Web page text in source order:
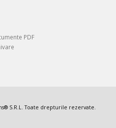
PDF
S.R.L. Toate drepturile rezervate.